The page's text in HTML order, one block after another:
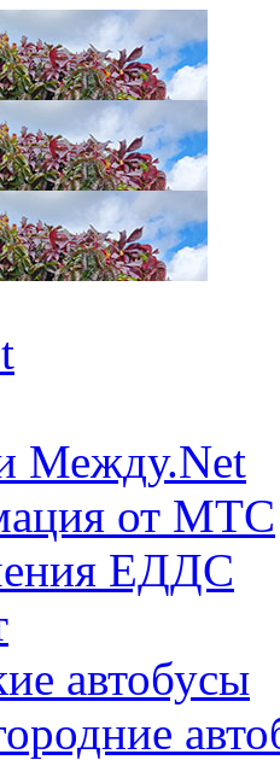
Между.Net
от МТС
ЕДДС
автобусы